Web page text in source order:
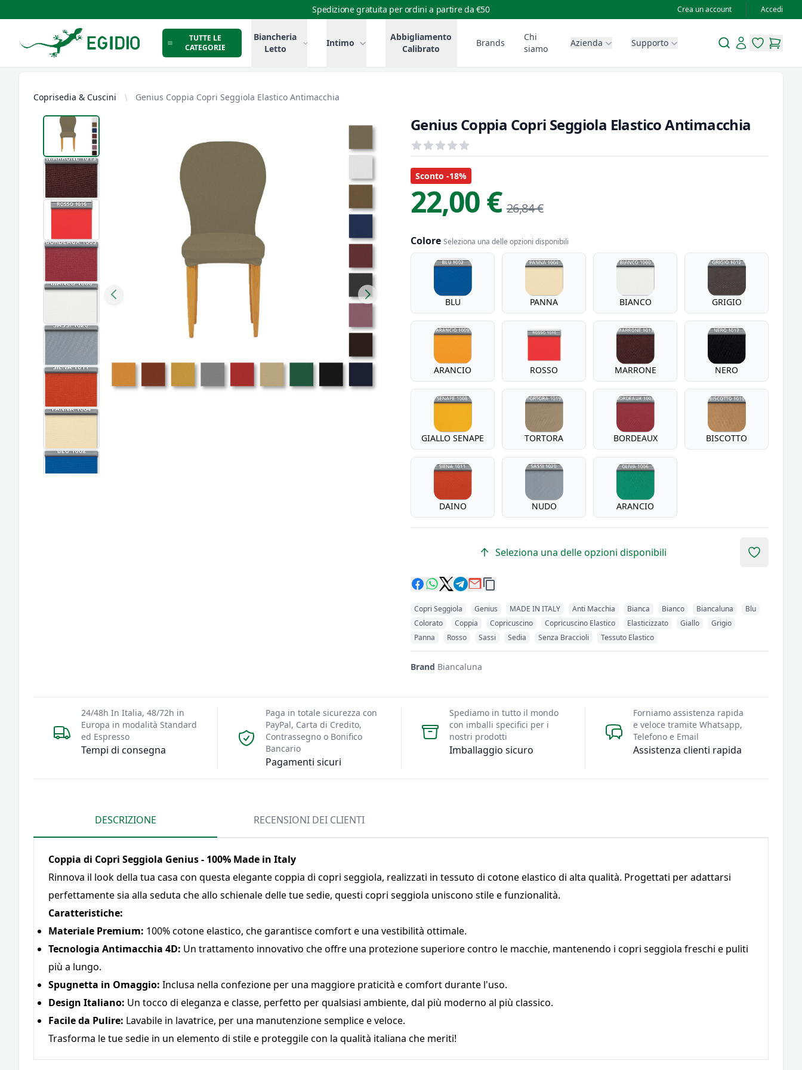
Spedizione gratuita per ordini a partire da €50 Crea un account Accedi
Intimo Egidio
TUTTE LE
CATEGORIE
Biancheria
Letto
Intimo
Abbigliamento
Calibrato
Brands
Chi
siamo
Azienda Supporto SearchAccount
items in
items
Coprisedia & Cuscini Genius Coppia Copri Seggiola Elastico Antimacchia
Genius Coppia Copri Seggiola Elastico Antimacchia
Recensioni
out of 5 stars
Informazioni Prodotto
Descrizione riassuntiva
Sconto -18%
22,00 € 26,84 €
Colore Seleziona una delle opzioni disponibili
Colore
BLU PANNA BIANCO GRIGIO
ARANCIO ROSSO MARRONE NERO
GIALLO SENAPE TORTORA BORDEAUX BISCOTTO
DAINO NUDO ARANCIO
Seleziona una delle opzioni disponibili Add to
Copri Seggiola Genius MADE IN ITALY Anti Macchia Bianca Bianco Biancaluna
Blu
Colorato
Coppia Copricuscino Copricuscino Elastico Elasticizzato Giallo
Grigio
Panna
Rosso Sassi Sedia Senza Braccioli Tessuto Elastico
Brand Biancaluna
Tempi di consegna
24/48h In Italia, 48/72h in
Europa in modalità Standard
ed Espresso
Pagamenti sicuri
Paga in totale sicurezza con
PayPal, Carta di Credito,
Contrassegno o Bonifico
Bancario
Imballaggio sicuro
Spediamo in tutto il mondo
con imballi specifici per i
nostri prodotti
Assistenza clienti rapida
Forniamo assistenza rapida
e veloce tramite Whatsapp,
Telefono e Email
DESCRIZIONE RECENSIONI DEI CLIENTI
Coppia di Copri Seggiola Genius - 100% Made in Italy
Rinnova il look della tua casa con questa elegante coppia di copri seggiola, realizzati in tessuto di cotone elastico di alta qualità. Progettati per adattarsi
perfettamente sia alla seduta che allo schienale delle tue sedie, questi copri seggiola uniscono stile e funzionalità.
Caratteristiche:
Materiale Premium: 100% cotone elastico, che garantisce comfort e una vestibilità ottimale.
Tecnologia Antimacchia 4D: Un trattamento innovativo che offre una protezione superiore contro le macchie, mantenendo i copri seggiola freschi e puliti
più a lungo.
Spugnetta in Omaggio: Inclusa nella confezione per una maggiore praticità e comfort durante l'uso.
Design Italiano: Un tocco di eleganza e classe, perfetto per qualsiasi ambiente, dal più moderno al più classico.
Facile da Pulire: Lavabile in lavatrice, per una manutenzione semplice e veloce.
Trasforma le tue sedie in un elemento di stile e proteggile con la qualità italiana che meriti!